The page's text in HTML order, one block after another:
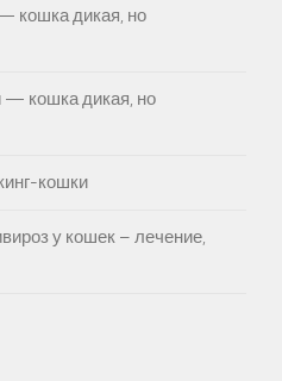
кошка дикая, но
— кошка дикая, но
кошки
у кошек – лечение,